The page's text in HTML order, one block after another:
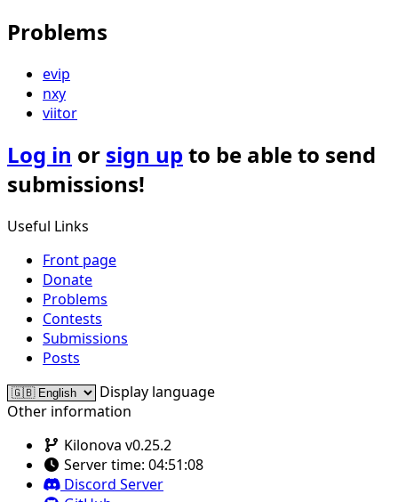
=
Problems
evip
nxy
viitor
Log in or sign upto be able to send
submissions!
Useful Links
Front page
Donate
Problems
Contests
Submissions
Posts
Display language
Other information
Kilonova v0.25.2
Server time: 04:51:08
Discord Server